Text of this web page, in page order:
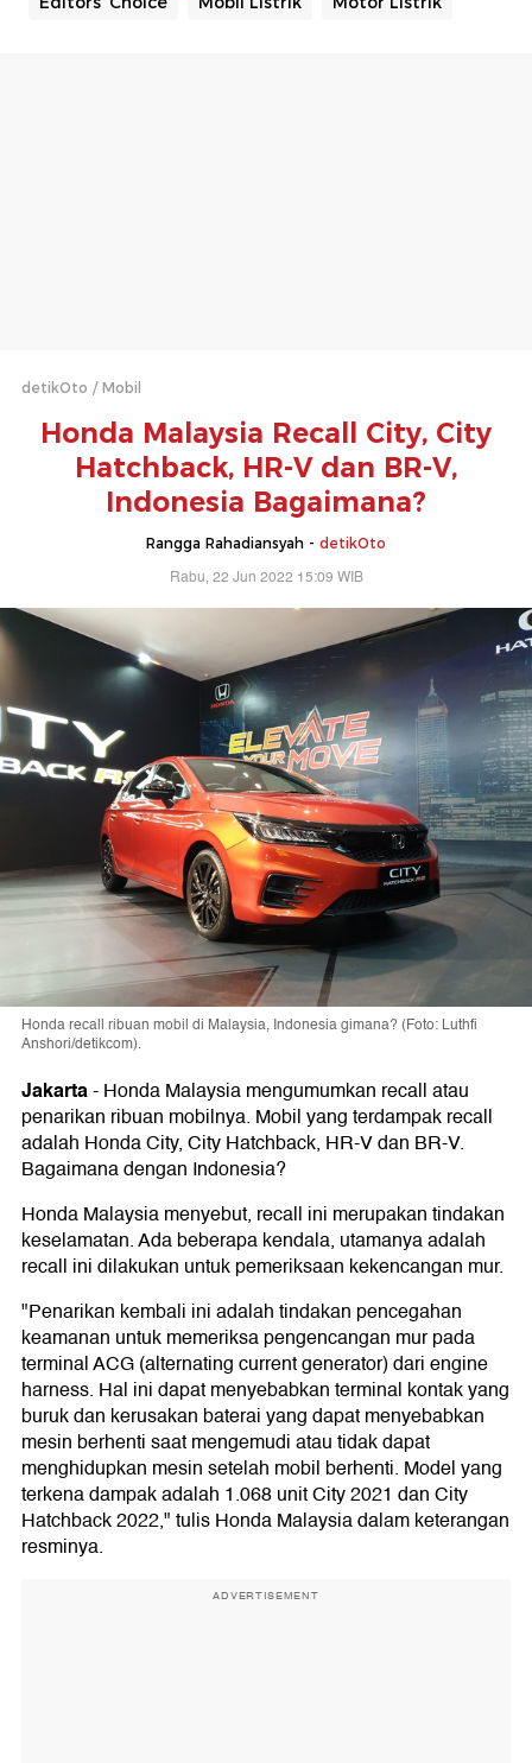
detikOto Mobil
Honda Malaysia Recall City, City
Hatchback, HR-V dan BR-V,
Indonesia Bagaimana?
Rangga Rahadiansyah - detikOto
Rabu, 22 Jun 2022 15:09 WIB
Honda recall ribuan mobil di Malaysia, Indonesia gimana? (Foto: Luthfi
Anshori/detikcom).
Jakarta-Honda Malaysia mengumumkan recall atau
penarikan ribuan mobilnya. Mobil yang terdampak recall
adalah Honda City, City Hatchback, HR-V dan BR-V.
Bagaimana dengan Indonesia?
Honda Malaysia menyebut, recall ini merupakan tindakan
keselamatan. Ada beberapa kendala, utamanya adalah
recall ini dilakukan untuk pemeriksaan kekencangan mur.
"Penarikan kembali ini adalah tindakan pencegahan
keamanan untuk memeriksa pengencangan mur pada
terminal ACG (alternating current generator) dari engine
harness. Hal ini dapat menyebabkan terminal kontak yang
buruk dan kerusakan baterai yang dapat menyebabkan
mesin berhenti saat mengemudi atau tidak dapat
menghidupkan mesin setelah mobil berhenti. Model yang
terkena dampak adalah 1.068 unit City 2021 dan City
Hatchback 2022," tulis Honda Malaysia dalam keterangan
resminya.
ADVERTISEMENT